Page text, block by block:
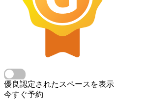
優良認定されたスペースを表示
今すぐ予約